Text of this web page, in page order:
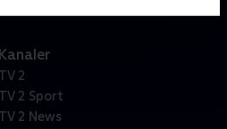
Kanaler
TV 2
TV 2 Sport
TV 2 News